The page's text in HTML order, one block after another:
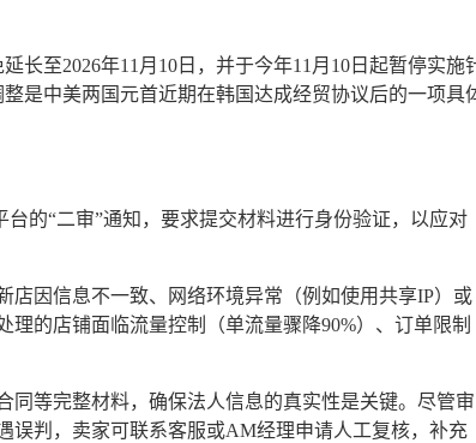
长至2026年11月10日，并于今年11月10日起暂停实施
是中美两国元首近期在韩国达成经贸协议后的一项具
的“二审”通知，要求提交材料进行身份验证，以应对
因信息不一致、网络环境异常（例如使用共享IP）或
的店铺面临流量控制（单流量骤降90%）、订单限制
等完整材料，确保法人信息的真实性是关键。尽管审
误判，卖家可联系客服或AM经理申请人工复核，补充